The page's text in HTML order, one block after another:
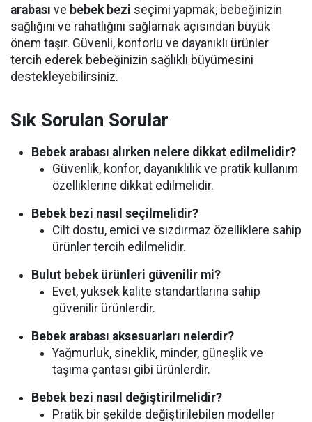
arabası ve bebek bezi seçimi yapmak, bebeğinizin
sağlığını ve rahatlığını sağlamak açısından büyük
önem taşır. Güvenli, konforlu ve dayanıklı ürünler
tercih ederek bebeğinizin sağlıklı büyümesini
destekleyebilirsiniz.
Sık Sorulan Sorular
Bebek arabası alırken nelere dikkat edilmelidir?
Güvenlik, konfor, dayanıklılık ve pratik kullanım
özelliklerine dikkat edilmelidir.
Bebek bezi nasıl seçilmelidir?
Cilt dostu, emici ve sızdırmaz özelliklere sahip
ürünler tercih edilmelidir.
Bulut bebek ürünleri güvenilir mi?
Evet, yüksek kalite standartlarına sahip
güvenilir ürünlerdir.
Bebek arabası aksesuarları nelerdir?
Yağmurluk, sineklik, minder, güneşlik ve
taşıma çantası gibi ürünlerdir.
Bebek bezi nasıl değiştirilmelidir?
Pratik bir şekilde değiştirilebilen modeller